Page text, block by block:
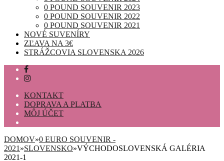
0 POUND SOUVENIR 2023
0 POUND SOUVENIR 2022
0 POUND SOUVENIR 2021
NOVÉ SUVENÍRY
ZĽAVA NA 3€
STRÁŽCOVIA SLOVENSKA 2026
KONTAKT
DOPRAVA A PLATBA
MÔJ ÚČET
DOMOV»0 EURO SOUVENIR -
2021 »SLOVENSKO»VÝCHODOSLOVENSKÁ GALÉRIA
2021-1